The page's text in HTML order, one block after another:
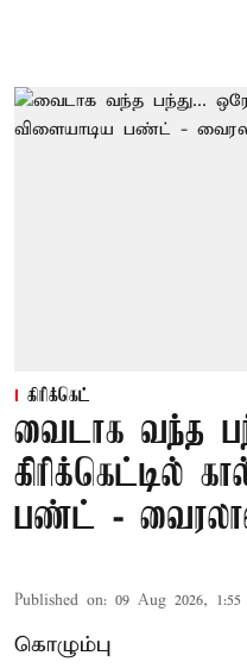
கிரிக்கெட்
வைடாக வந்த
கிரிக்கெட்டில்
பண்ட் -
Published on: 09 Aug 2026,
கொழும்பு